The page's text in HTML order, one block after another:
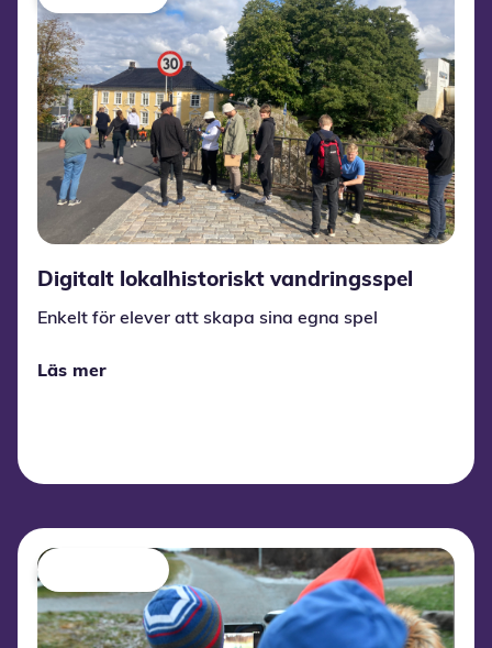
Digitalt lokalhistoriskt vandringsspel
Enkelt för elever att skapa sina egna spel
Läs mer